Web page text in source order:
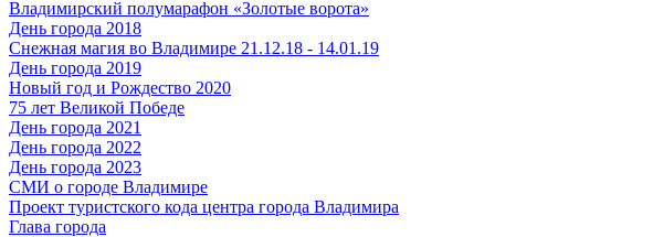
Владимирский полумарафон «Золотые ворота»
День города 2018
Снежная магия во Владимире 21.12.18 - 14.01.19
День города 2019
Новый год и Рождество 2020
75 лет Великой Победе
День города 2021
День города 2022
День города 2023
СМИ о городе Владимире
Проект туристского кода центра города Владимира
Глава города